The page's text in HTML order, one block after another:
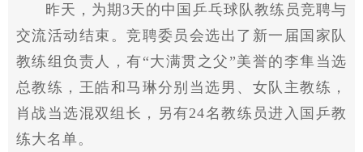
昨天，为期3天的中国乒乓球队教练员竞聘与
交流活动结束。竞聘委员会选出了新一届国家队
教练组负责人，有“大满贯之父”美誉的李隼当选
总教练，王皓和马琳分别当选男、女队主教练，
肖战当选混双组长，另有24名教练员进入国乒教
练大名单。